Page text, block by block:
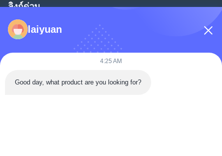
ลิงก์ด่วน
หน้าแรก
เกี่ยวกับเรา
laiyuan
4:25 AM
Good day, what product are you looking for?